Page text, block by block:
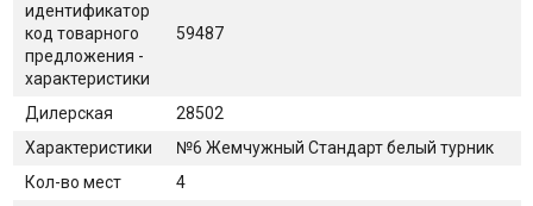
идентификатор
код товарного
предложения -
характеристики
59487
Дилерская
28502
Характеристики
№6 Жемчужный Стандарт белый турник
Кол-во мест
4